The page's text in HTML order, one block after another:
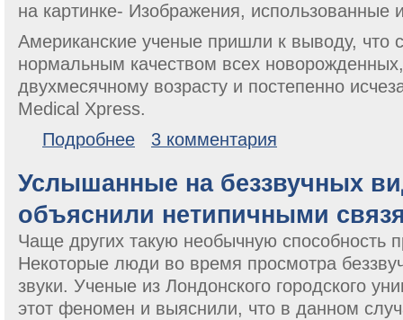
на картинке- Изображения, использованные
Американские ученые пришли к выводу, что
нормальным качеством всех новорожденных,
двухмесячному возрасту и постепенно
Medical Xpress.
Подробнее о Ученые обнаружили синестезию у всех
3 комментария
Услышанные на беззвучных
объяснили нетипичными
Чаще других такую необычную способность
Некоторые люди во время просмотра
звуки. Ученые из Лондонского городского
этот феномен и выяснили, что в данном